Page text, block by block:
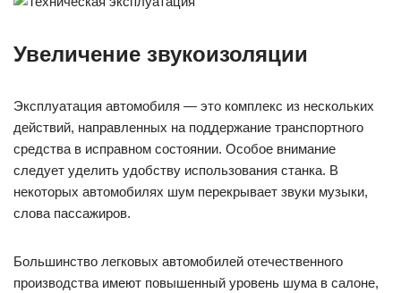
Увеличение звукоизоляции
Эксплуатация автомобиля — это комплекс из нескольких
действий, направленных на поддержание транспортного
средства в исправном состоянии. Особое внимание
следует уделить удобству использования станка. В
некоторых автомобилях шум перекрывает звуки музыки,
слова пассажиров.
Большинство легковых автомобилей отечественного
производства имеют повышенный уровень шума в салоне,